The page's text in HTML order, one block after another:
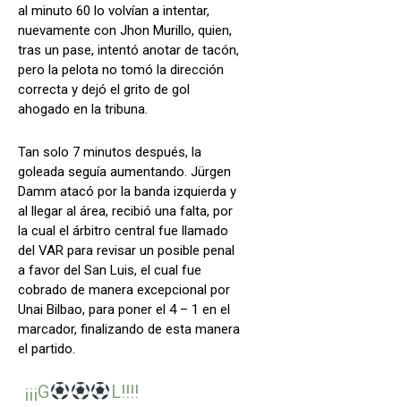
al minuto 60 lo volvían a intentar,
nuevamente con Jhon Murillo, quien,
tras un pase, intentó anotar de tacón,
pero la pelota no tomó la dirección
correcta y dejó el grito de gol
ahogado en la tribuna.
Tan solo 7 minutos después, la
goleada seguía aumentando. Jürgen
Damm atacó por la banda izquierda y
al llegar al área, recibió una falta, por
la cual el árbitro central fue llamado
del VAR para revisar un posible penal
a favor del San Luis, el cual fue
cobrado de manera excepcional por
Unai Bilbao, para poner el 4 – 1 en el
marcador, finalizando de esta manera
el partido.
¡¡¡G
L!!!!